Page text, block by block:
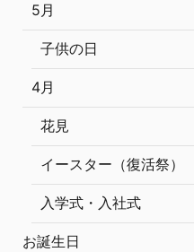
5月
子供の日
4月
花見
イースター（復活祭）
入学式・入社式
お誕生日